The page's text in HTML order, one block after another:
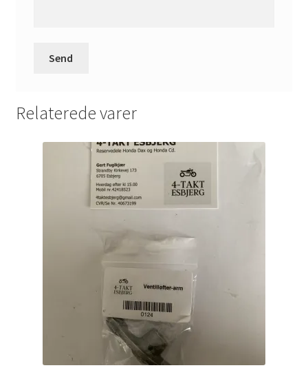
Relaterede varer